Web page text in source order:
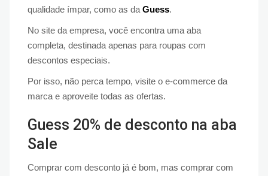
qualidade ímpar, como as da Guess.
No site da empresa, você encontra uma aba
completa, destinada apenas para roupas com
descontos especiais.
Por isso, não perca tempo, visite o e-commerce da
marca e aproveite todas as ofertas.
Guess 20% de desconto na aba
Sale
Comprar com desconto já é bom, mas comprar com